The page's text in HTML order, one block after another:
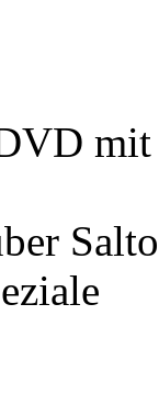
mit